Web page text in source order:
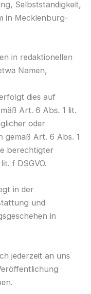
Selbstständigkeit,
in Mecklenburg-
in redaktionellen
Namen,
dies auf
Art. 6 Abs. 1 lit.
oder
Art. 6 Abs. 1
berechtigter
f DSGVO.
in der
und
in
jederzeit an uns